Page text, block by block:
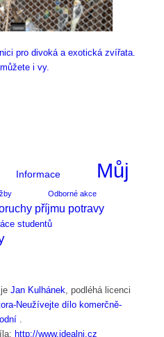
pro divoká a exotická zvířata.
i vy.
Informace
Můj
Odborné akce
příjmu potravy
studentů
Jan Kulhánek , podléhá licenci
Neužívejte dílo komerčně-
http://www.idealni.cz